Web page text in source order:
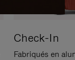
Check-In
Fabriqués en